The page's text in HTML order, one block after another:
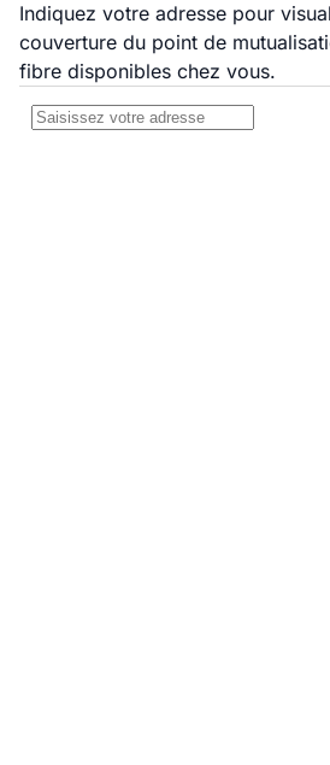
Indiquez votre adresse pour
couverture du point de
fibre disponibles chez vous.